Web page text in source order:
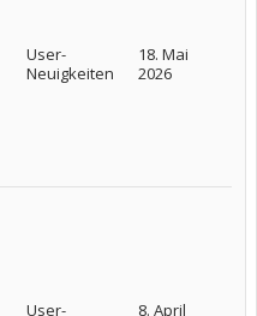
User-
Neuigkeiten
18. Mai
2026
User- 8. April